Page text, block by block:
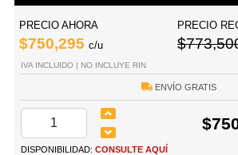
PRECIO AHORA
$750,295 c/u
PRECIO
IVA INCLUIDO | NO INCLUYE RIN
ENVÍO GRATIS
DISPONIBILIDAD: CONSULTE AQUÍ